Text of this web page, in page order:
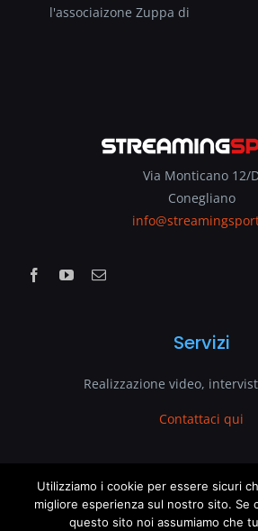
l'associaizone Zuppa di
Via Monticano 12/
Conegliano
Servizi
Realizzazione video,
Contattaci qui
Utilizziamo i cookie per essere sicuri
migliore esperienza sul nostro sito. Se
questo sito noi assumiamo che